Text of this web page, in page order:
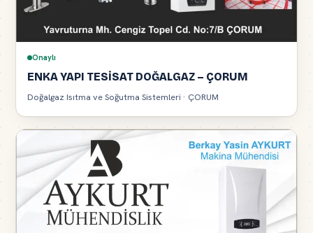
Onaylı
ENKA YAPI TESİSAT DOĞALGAZ – ÇORUM
Doğalgaz Isıtma ve Soğutma Sistemleri · ÇORUM